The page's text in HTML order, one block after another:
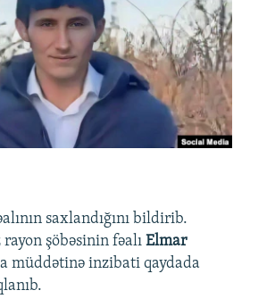
saxlandığını bildirib.
şöbəsinin fəalı Elmar
müddətinə inzibati qaydada